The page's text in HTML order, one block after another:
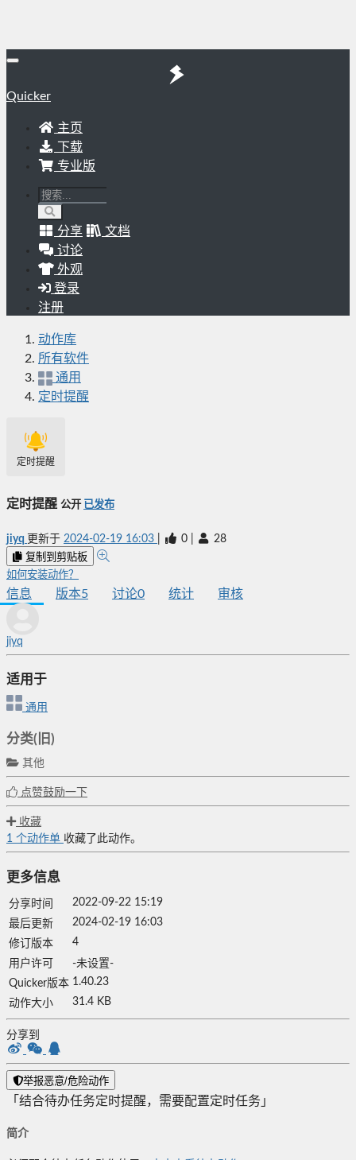
Quicker
主页
下载
专业版
分享
文档
讨论
外观
登录
注册
动作库
所有软件
通用
定时提醒
定时提醒
定时提醒 公开 已发布
jiyq 更新于 2024-02-19 16:03 0 28
复制到剪贴板
如何安装动作？
信息 版本5 讨论0 统计 审核
jiyq
适用于
通用
分类(旧)
其他
点赞鼓励一下
收藏
1 个动作单 收藏了此动作。
更多信息
分享时间
2022-09-22 15:19
最后更新
2024-02-19 16:03
修订版本
4
用户许可
-未设置-
Quicker版本 1.40.23
动作大小
31.4 KB
分享到
举报恶意/危险动作
「结合待办任务定时提醒，需要配置定时任务」
简介